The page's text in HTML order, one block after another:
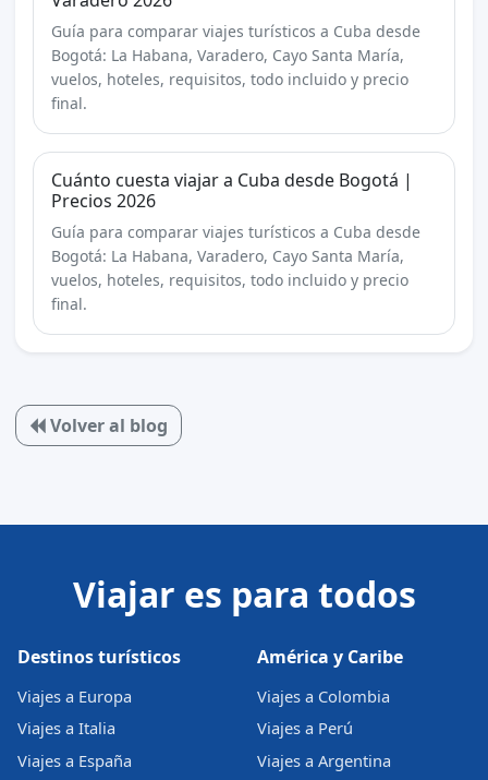
Guía para comparar viajes turísticos a Cuba desde
Bogotá: La Habana, Varadero, Cayo Santa María,
vuelos, hoteles, requisitos, todo incluido y precio
final.
Cuánto cuesta viajar a Cuba desde Bogotá |
Precios 2026
Guía para comparar viajes turísticos a Cuba desde
Bogotá: La Habana, Varadero, Cayo Santa María,
vuelos, hoteles, requisitos, todo incluido y precio
final.
Volver al blog
Viajar es para todos
Destinos turísticos
Viajes a Europa
Viajes a Italia
Viajes a España
América y Caribe
Viajes a Colombia
Viajes a Perú
Viajes a Argentina